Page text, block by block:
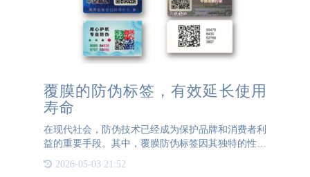
覆膜的防伪标签，有效延长使用
寿命
在现代社会，防伪技术已经成为保护品牌和消费者利
益的重要手段。其中，覆膜防伪标签因其独特的性能
和优势，被广泛应用于各个领域。覆膜防伪标签不仅
能有效防止伪造，还能显著延长使用寿命，提高产品
2026-05-03 21:52